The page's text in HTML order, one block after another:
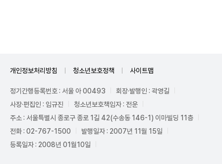
개인정보처리방침 청소년보호정책 사이트맵
정기간행등록번호 : 서울 아 00493
회장·발행인 : 곽영길
사장·편집인 : 임규진
청소년보호책임자 : 전운
주소 : 서울특별시 종로구 종로 1길 42(수송동 146-1) 이마빌딩 11층
전화 : 02-767-1500
발행일자 : 2007년 11월 15일
등록일자 : 2008년 01월10일